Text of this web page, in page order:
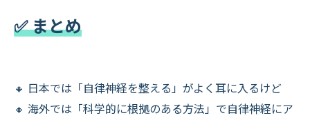
✅ まとめ
🔸 日本では「自律神経を整える」がよく耳に入るけど
🔸 海外では「科学的に根拠のある方法」で自律神経にア